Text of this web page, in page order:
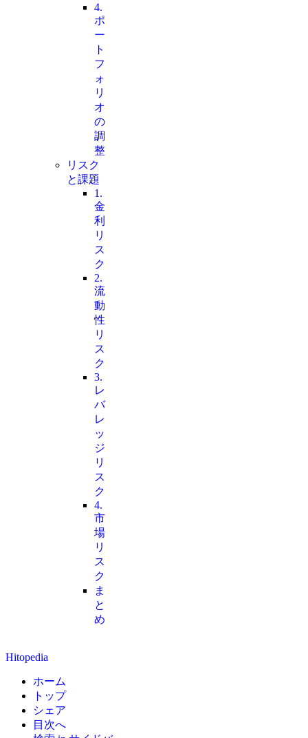
4.
ポ
ー
ト
フ
ォ
リ
オ
の
調
整
リスク
と課題
1.
金
利
リ
ス
ク
2.
流
動
性
リ
ス
ク
3.
レ
バ
レ
ッ
ジ
リ
ス
ク
4.
市
場
リ
ス
ク
ま
と
め
Hitopedia
ホーム
トップ
シェア
目次へ